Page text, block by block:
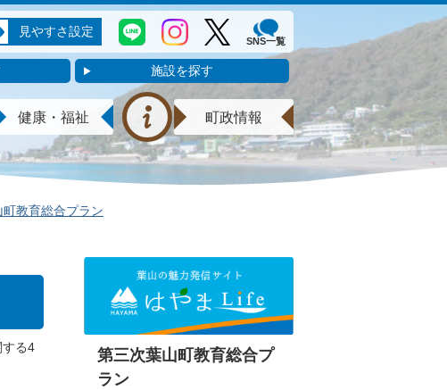
見やすさ設定
SNS一覧
施設を探す
健康・福祉 町政情報
教育総合プラン
する4
第三次葉山町教育総合プ
ラン